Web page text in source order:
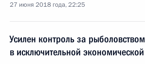
27 июня 2018 года, 22:25
Усилен контроль за рыболовством
в исключительной